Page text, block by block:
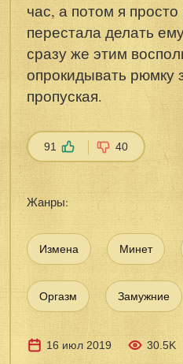
час, а потом я
перестала делать
сразу же этим
опрокидывать рюмку
пропуская.
91 40
Жанры:
Измена Минет
Оргазм Замужние
16 июл 2019 30.5K